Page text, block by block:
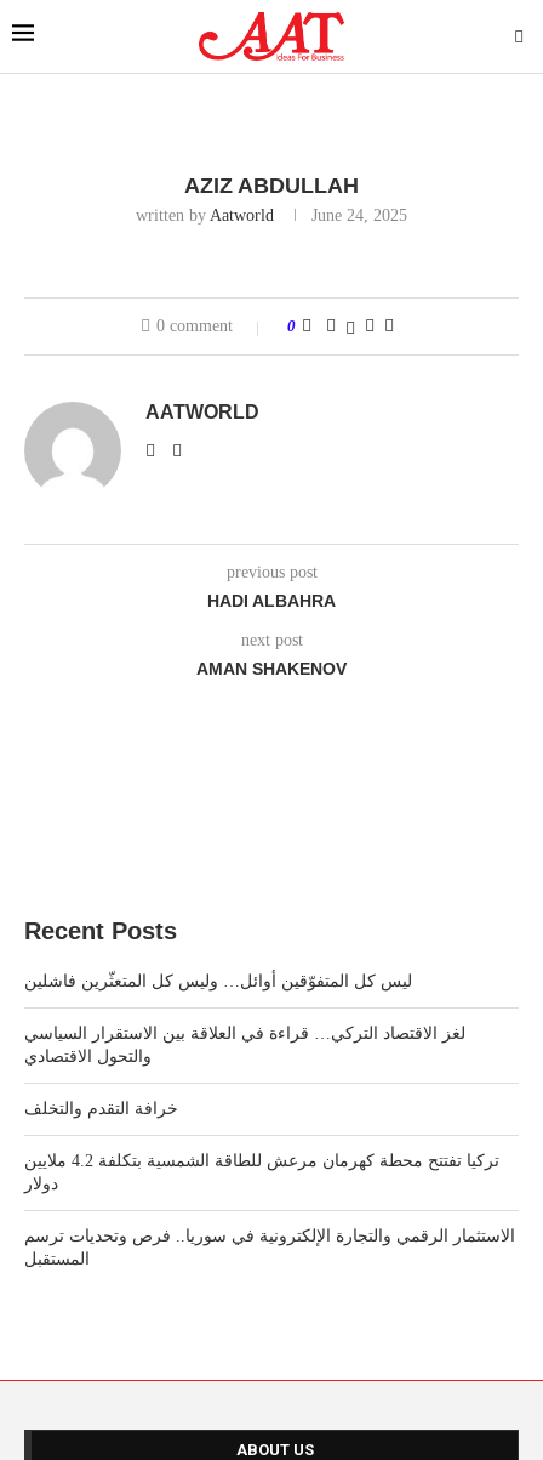
AZIZ ABDULLAH
written by Aatworld June 24, 2025
0 comment 0
AATWORLD
previous post
HADI ALBAHRA
next post
AMAN SHAKENOV
Recent Posts
ليس كل المتفوّقين أوائل… وليس كل المتعثّرين فاشلين
لغز الاقتصاد التركي… قراءة في العلاقة بين الاستقرار السياسي
والتحول الاقتصادي
خرافة التقدم والتخلف
تركيا تفتتح محطة كهرمان مرعش للطاقة الشمسية بتكلفة 4.2 ملايين
دولار
الاستثمار الرقمي والتجارة الإلكترونية في سوريا.. فرص وتحديات ترسم
المستقبل
ABOUT US